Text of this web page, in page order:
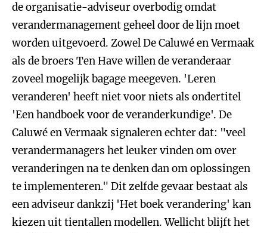
de organisatie-adviseur overbodig omdat
verandermanagement geheel door de lijn moet
worden uitgevoerd. Zowel De Caluwé en Vermaak
als de broers Ten Have willen de veranderaar
zoveel mogelijk bagage meegeven. 'Leren
veranderen' heeft niet voor niets als ondertitel
'Een handboek voor de veranderkundige'. De
Caluwé en Vermaak signaleren echter dat: "veel
verandermanagers het leuker vinden om over
veranderingen na te denken dan om oplossingen
te implementeren." Dit zelfde gevaar bestaat als
een adviseur dankzij 'Het boek verandering' kan
kiezen uit tientallen modellen. Wellicht blijft het